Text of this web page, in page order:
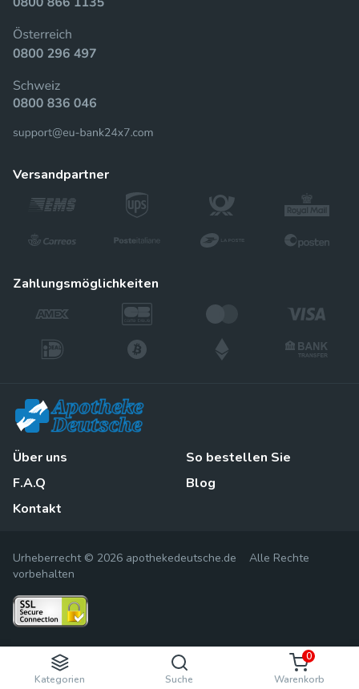
Kategorien Suche Warenkorb
0
versandpartner
zahlungsmöglichkeiten
Über uns
F.A.Q
Kontakt
So bestellen Sie
Blog
Urheberrecht © 2026 apothekedeutsche.de Alle Rechte
vorbehalten